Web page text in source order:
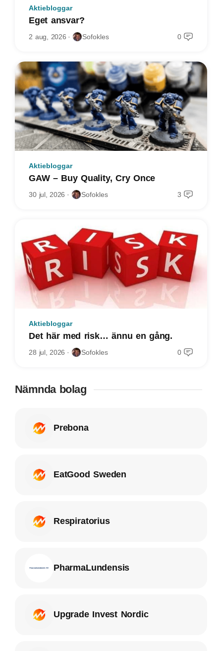
Aktiebloggar
Eget ansvar?
2 aug, 2026 Sofokles 0
Aktiebloggar
GAW – Buy Quality, Cry Once
30 jul, 2026 Sofokles 3
Aktiebloggar
Det här med risk… ännu en gång.
28 jul, 2026 Sofokles 0
Nämnda bolag
Prebona
EatGood Sweden
Respiratorius
PharmaLundensis
Upgrade Invest Nordic